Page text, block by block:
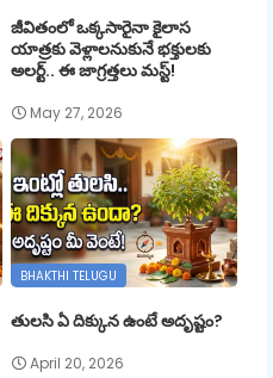
జీవితంలో ఒక్కసారైనా కైలాస
యాత్రకు వెళ్లాలనుకునే భక్తులకు
అలర్ట్.. ఈ జాగ్రత్తలు మస్ట్!
May 27, 2026
BHAKTHI TELUGU
తులసి ఏ దిక్కున ఉంటే అదృష్టం?
April 20, 2026